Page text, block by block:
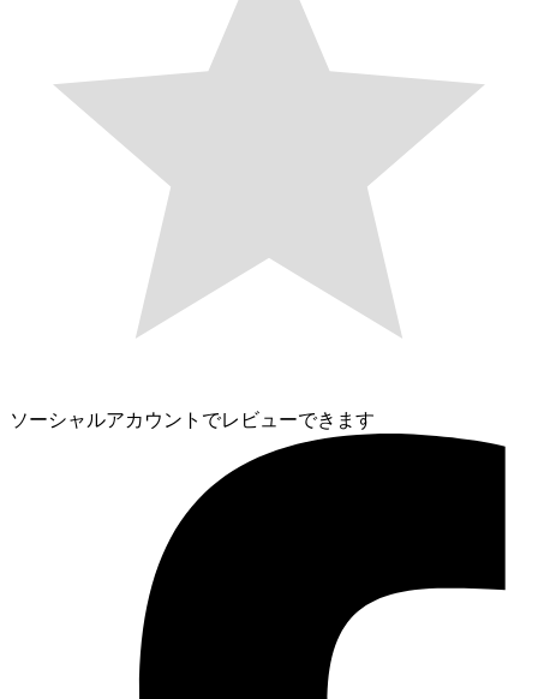
ソーシャルアカウントでレビューできます